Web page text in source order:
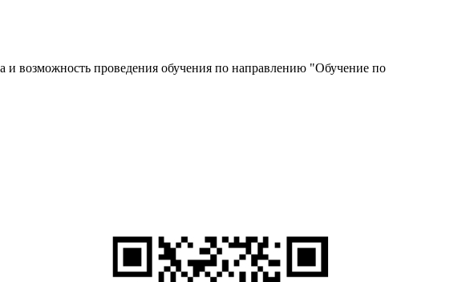
и возможность проведения обучения по направлению "Обучение по